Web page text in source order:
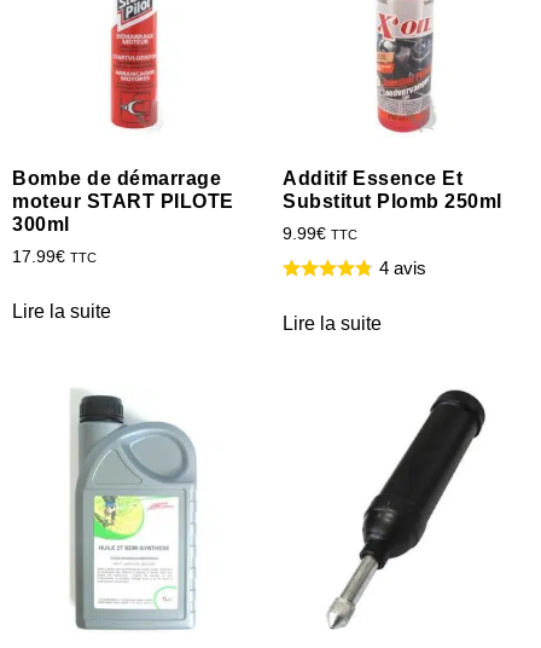
Bombe de démarrage
moteur START PILOTE
300ml
17.99€ TTC
Lire la suite
Additif Essence Et
Substitut Plomb 250ml
9.99€ TTC
4 avis
Lire la suite